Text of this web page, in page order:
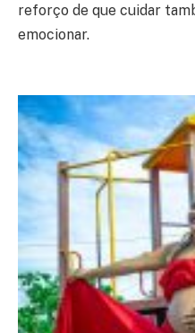
reforço de que cuidar
emocionar.